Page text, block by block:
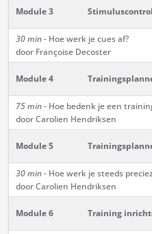
Module 3
30 min -Hoe werk je cues af?
door Françoise Decoster
Module 4
75 min -Hoe bedenk je een
door Carolien Hendriksen
Module 5
30 min -Hoe werk je steeds
door Carolien Hendriksen
Module 6 Training